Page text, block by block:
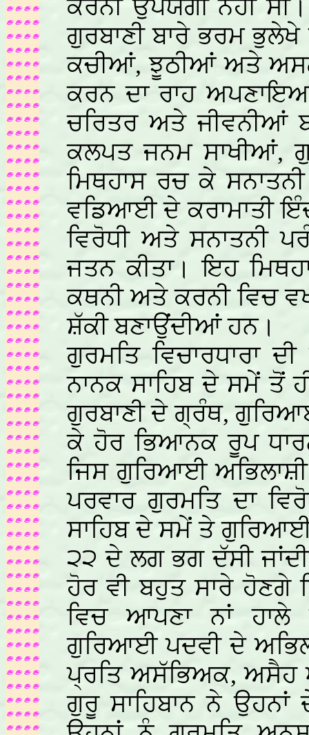
ਕਰਨੀ ਉਪਯੋਗੀ ਨਹੀਂ
ਗੁਰਬਾਣੀ ਬਾਰੇ ਭਰਮ
ਕਚੀਆਂ, ਝੂਠੀਆਂ ਅਤੇ
ਕਰਨ ਦਾ ਰਾਹ
ਚਰਿਤਰ ਅਤੇ ਜੀਵਨੀਆਂ
ਕਲਪਤ ਜਨਮ ਸਾਖੀਆਂ,
ਮਿਥਹਾਸ ਰਚ ਕੇ
ਵਡਿਆਈ ਦੇ ਕਰਾਮਾਤੀ
ਵਿਰੋਧੀ ਅਤੇ ਸਨਾਤਨੀ
ਜਤਨ ਕੀਤਾ। ਇਹ
ਕਥਨੀ ਅਤੇ ਕਰਨੀ ਵਿਚ
ਸ਼ੱਕੀ ਬਣਾਉਂਦੀਆਂ ਹਨ।
ਗੁਰਮਤਿ ਵਿਚਾਰਧਾਰਾ
ਨਾਨਕ ਸਾਹਿਬ ਦੇ ਸਮੇਂ ਤੋਂ
ਗੁਰਬਾਣੀ ਦੇ ਗ੍ਰੰਥ,
ਕੇ ਹੋਰ ਭਿਆਨਕ ਰੂਪ
ਜਿਸ ਗੁਰਿਆਈ
ਪਰਵਾਰ ਗੁਰਮਤਿ ਦਾ
ਸਾਹਿਬ ਦੇ ਸਮੇਂ ਤੇ ਗੁਰਿਆਈ
੨੨ ਦੇ ਲਗ ਭਗ ਦੱਸੀ
ਹੋਰ ਵੀ ਬਹੁਤ ਸਾਰੇ ਹੋਣਗੇ
ਵਿਚ ਆਪਣਾ ਨਾਂ
ਗੁਰਿਆਈ ਪਦਵੀ ਦੇ
ਪ੍ਰਤਿ ਅਸੱਭਿਅਕ, ਅਸੈਹ
ਗੁਰੂ ਸਾਹਿਬਾਨ ਨੇ